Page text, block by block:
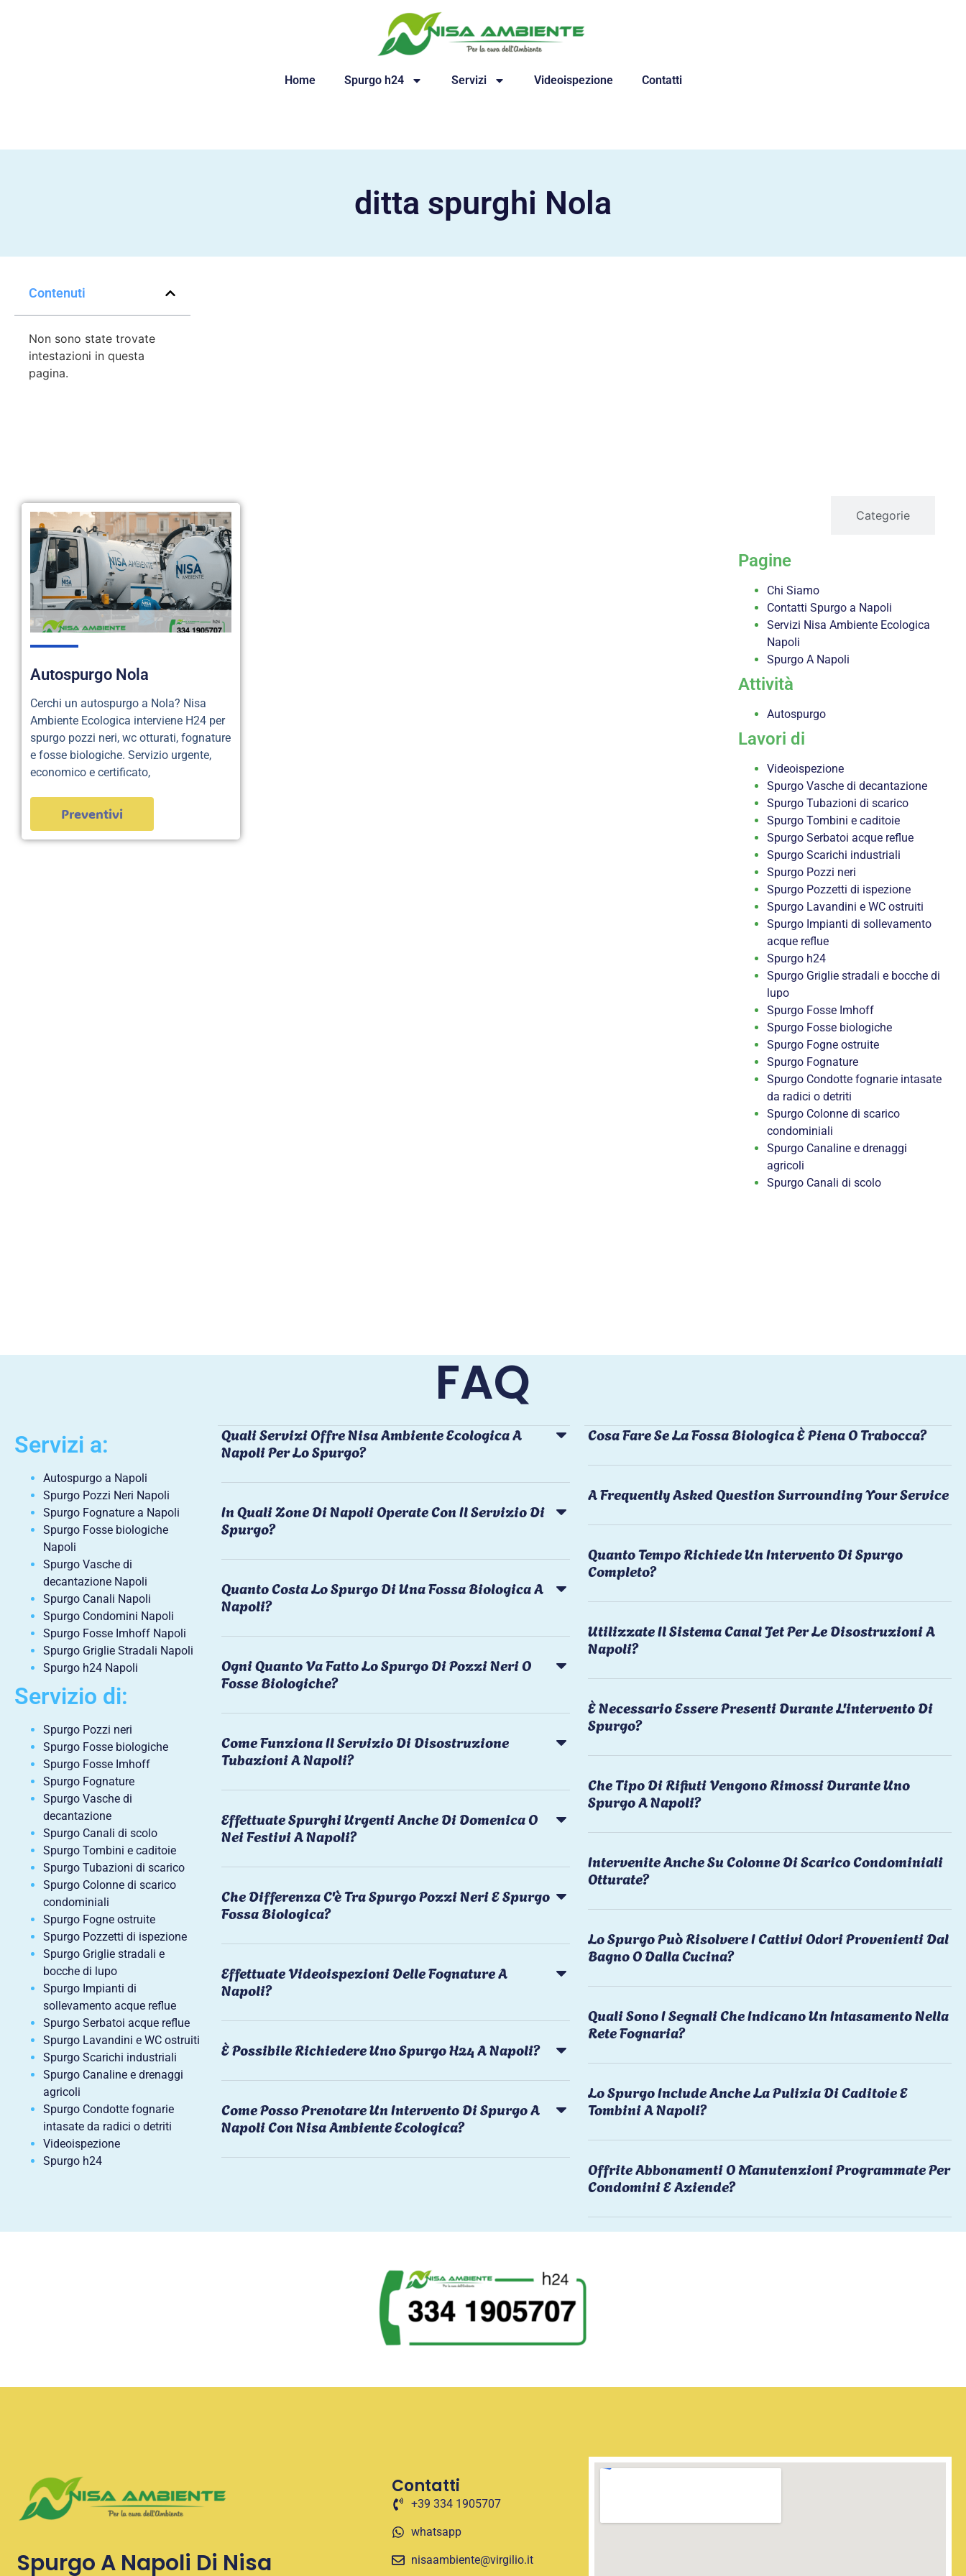
Home Spurgo h24 Servizi Videoispezione Contatti
ditta spurghi Nola
Contenuti
Non sono state trovate
intestazioni in questa
pagina.
Autospurgo Nola
Cerchi un autospurgo a Nola? Nisa
Ambiente Ecologica interviene H24 per
spurgo pozzi neri, wc otturati, fognature
e fosse biologiche. Servizio urgente,
economico e certificato,
Preventivi
Categorie
Pagine
Chi Siamo
Contatti Spurgo a Napoli
Servizi Nisa Ambiente Ecologica
Napoli
Spurgo A Napoli
Attività
Autospurgo
Lavori di
Videoispezione
Spurgo Vasche di decantazione
Spurgo Tubazioni di scarico
Spurgo Tombini e caditoie
Spurgo Serbatoi acque reflue
Spurgo Scarichi industriali
Spurgo Pozzi neri
Spurgo Pozzetti di ispezione
Spurgo Lavandini e WC ostruiti
Spurgo Impianti di sollevamento
acque reflue
Spurgo h24
Spurgo Griglie stradali e bocche di
lupo
Spurgo Fosse Imhoff
Spurgo Fosse biologiche
Spurgo Fogne ostruite
Spurgo Fognature
Spurgo Condotte fognarie intasate
da radici o detriti
Spurgo Colonne di scarico
condominiali
Spurgo Canaline e drenaggi
agricoli
Spurgo Canali di scolo
FAQ
Servizi a:
Autospurgo a Napoli
Spurgo Pozzi Neri Napoli
Spurgo Fognature a Napoli
Spurgo Fosse biologiche
Napoli
Spurgo Vasche di
decantazione Napoli
Spurgo Canali Napoli
Spurgo Condomini Napoli
Spurgo Fosse Imhoff Napoli
Spurgo Griglie Stradali Napoli
Spurgo h24 Napoli
Servizio di:
Spurgo Pozzi neri
Spurgo Fosse biologiche
Spurgo Fosse Imhoff
Spurgo Fognature
Spurgo Vasche di
decantazione
Spurgo Canali di scolo
Spurgo Tombini e caditoie
Spurgo Tubazioni di scarico
Spurgo Colonne di scarico
condominiali
Spurgo Fogne ostruite
Spurgo Pozzetti di ispezione
Spurgo Griglie stradali e
bocche di lupo
Spurgo Impianti di
sollevamento acque reflue
Spurgo Serbatoi acque reflue
Spurgo Lavandini e WC ostruiti
Spurgo Scarichi industriali
Spurgo Canaline e drenaggi
agricoli
Spurgo Condotte fognarie
intasate da radici o detriti
Videoispezione
Spurgo h24
Quali Servizi Offre Nisa Ambiente Ecologica A
Napoli Per Lo Spurgo?
In Quali Zone Di Napoli Operate Con Il Servizio Di
Spurgo?
Quanto Costa Lo Spurgo Di Una Fossa Biologica A
Napoli?
Ogni Quanto Va Fatto Lo Spurgo Di Pozzi Neri O
Fosse Biologiche?
Come Funziona Il Servizio Di Disostruzione
Tubazioni A Napoli?
Effettuate Spurghi Urgenti Anche Di Domenica O
Nei Festivi A Napoli?
Che Differenza C'è Tra Spurgo Pozzi Neri E Spurgo
Fossa Biologica?
Effettuate Videoispezioni Delle Fognature A
Napoli?
È Possibile Richiedere Uno Spurgo H24 A Napoli?
Come Posso Prenotare Un Intervento Di Spurgo A
Napoli Con Nisa Ambiente Ecologica?
Cosa Fare Se La Fossa Biologica È Piena O Trabocca?
A Frequently Asked Question Surrounding Your Service
Quanto Tempo Richiede Un Intervento Di Spurgo
Completo?
Utilizzate Il Sistema Canal Jet Per Le Disostruzioni A
Napoli?
È Necessario Essere Presenti Durante L'intervento Di
Spurgo?
Che Tipo Di Rifiuti Vengono Rimossi Durante Uno
Spurgo A Napoli?
Intervenite Anche Su Colonne Di Scarico Condominiali
Otturate?
Lo Spurgo Può Risolvere I Cattivi Odori Provenienti Dal
Bagno O Dalla Cucina?
Quali Sono I Segnali Che Indicano Un Intasamento Nella
Rete Fognaria?
Lo Spurgo Include Anche La Pulizia Di Caditoie E
Tombini A Napoli?
Offrite Abbonamenti O Manutenzioni Programmate Per
Condomini E Aziende?
Spurgo A Napoli Di Nisa
Contatti
+39 334 1905707
whatsapp
nisaambiente@virgilio.it